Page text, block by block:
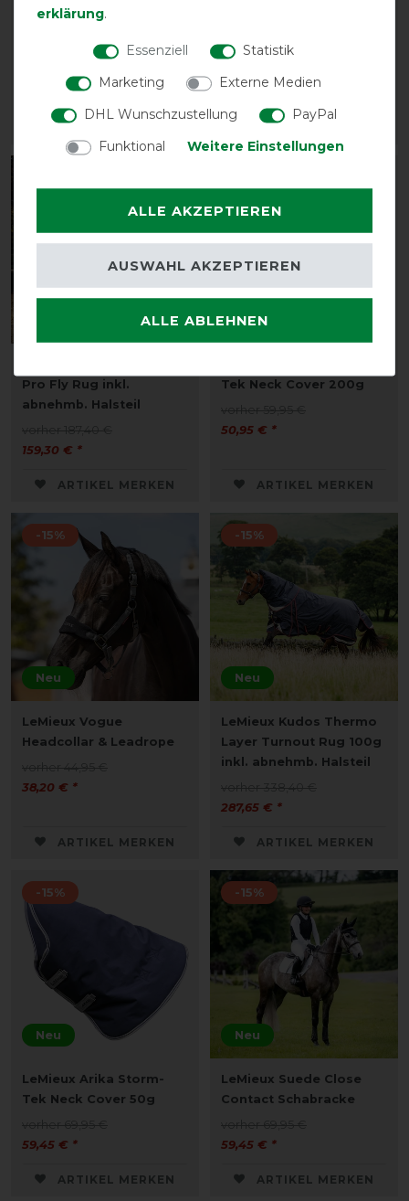
LeMieux Cotton
Turnierschabracke
65,40 € *
ARTIKEL MERKEN
inkl. abnehmb. Halsteil
ARTIKEL MERKEN
Pro Fly Rug inkl.
abnehmb. Halsteil
159,30 € *
ARTIKEL MERKEN
Neu
Tek Neck Cover 200g
50,95 € *
ARTIKEL MERKEN
Neu
-15%
LeMieux Vogue
Headcollar & Leadrope
38,20 € *
ARTIKEL MERKEN
Neu
-15%
LeMieux Kudos Thermo
Layer Turnout Rug 100g
inkl. abnehmb. Halsteil
287,65 € *
ARTIKEL MERKEN
Neu
-15%
LeMieux Arika Storm-
Tek Neck Cover 50g
59,45 € *
ARTIKEL MERKEN
Neu
-15%
LeMieux Suede Close
Contact Schabracke
59,45 € *
ARTIKEL MERKEN
erklärung.
Essenziell
Statistik
Marketing
Externe Medien
DHL Wunschzustellung
PayPal
Funktional
Weitere Einstellungen
ALLE AKZEPTIEREN
ALLE ABLEHNEN
AUSWAHL AKZEPTIEREN